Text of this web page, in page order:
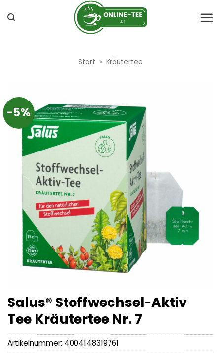
Inhalt
Start » Kräutertee
-5%
Salus® Stoffwechsel-Aktiv
Tee Kräutertee Nr. 7
Artikelnummer: 4004148319761